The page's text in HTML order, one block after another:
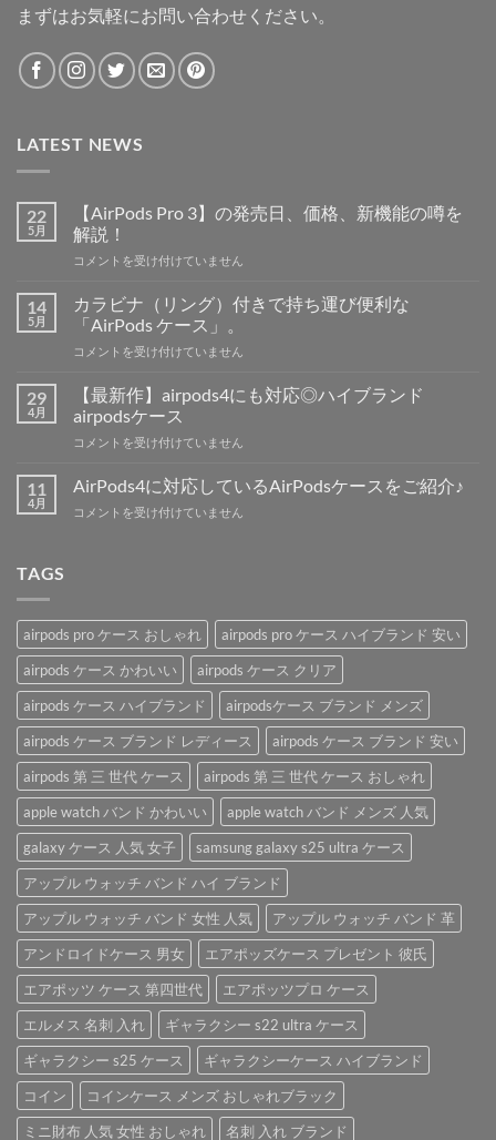
まずはお気軽にお問い合わせください。
LATEST NEWS
22
5月
【AirPods Pro 3】の発売日、価格、新機能の噂を
解説！
【AirPods
3】
の
売
格、
機
の
を
コメントを受け付けていません
14
5月
カラビナ（リング）付きで持ち運び便利な
「AirPods ケース」。
カ
（リ
ン
付
で
利
な
「AirPods
ケ
ー
ス」。
は
コメントを受け付けていません
29
4月
【最新作】airpods4にも対応◎ハイブランド
airpodsケース
【最
作】
airpods4
に
イ
ブ
ラ
ン
ド
airpods
ケ
ー
ス
は
コメントを受け付けていません
11
4月
AirPods4に対応しているAirPodsケースをご紹介♪
AirPods4
い
る
AirPods
ケ
ー
ス
を
ご
紹
介
♪
は
コメントを受け付けていません
TAGS
airpods pro ケース おしゃれ
airpods pro ケース ハイブランド 安い
airpods ケース かわいい
airpods ケース クリア
airpods ケース ハイブランド
airpodsケース ブランド メンズ
airpods ケース ブランド レディース
airpods ケース ブランド 安い
airpods 第 三 世代 ケース
airpods 第 三 世代 ケース おしゃれ
apple watch バンド かわいい
apple watch バンド メンズ 人気
galaxy ケース 人気 女子
samsung galaxy s25 ultra ケース
アップル ウォッチ バンド ハイ ブランド
アップル ウォッチ バンド 女性 人気
アップル ウォッチ バンド 革
アンドロイドケース 男女
エアポッズケース プレゼント 彼氏
エアポッツ ケース 第四世代
エアポッツプロ ケース
エルメス 名刺 入れ
ギャラクシー s22 ultra ケース
ギャラクシー s25 ケース
ギャラクシーケース ハイブランド
コイン
コインケース メンズ おしゃれブラック
ミニ財布 人気 女性 おしゃれ
名刺 入れ ブランド